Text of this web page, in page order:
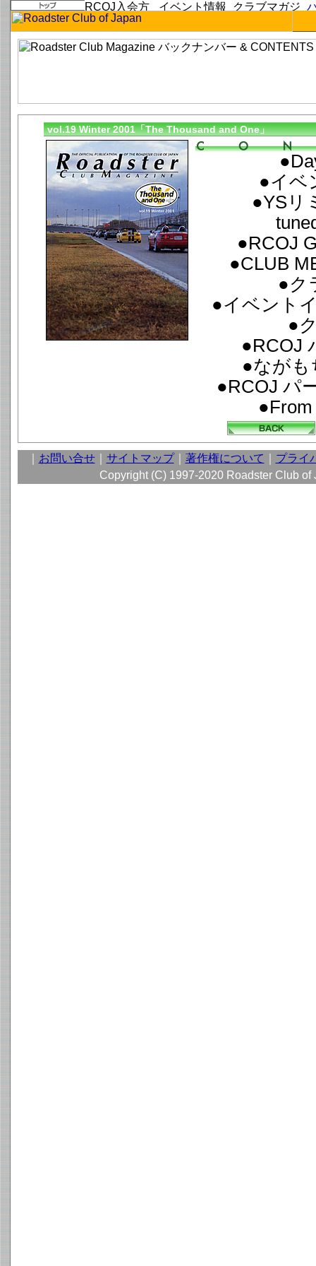
vol.19 Winter 2001「The Thousand and One」
●イベ
●YSリ
●RCOJ
●CLUB
●ク
●イベント
●
●RCOJ
●ながも
●RCOJ パ
●From
お問い合せ｜ サイトマップ｜ 著作権について
プライ
Copyright (C) 1997-2020 Roadster Club